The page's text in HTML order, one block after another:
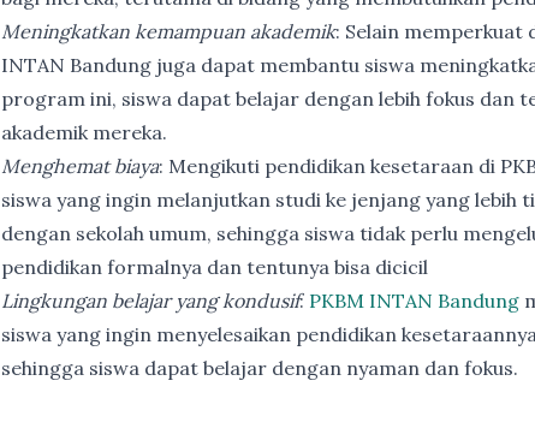
Meningkatkan kemampuan akademik: Selain memperkuat
INTAN Bandung juga dapat membantu siswa
program ini, siswa dapat belajar dengan lebih fokus dan
akademik mereka.
Menghemat biaya: Mengikuti pendidikan kesetaraan di
siswa yang ingin melanjutkan studi ke jenjang yang
dengan sekolah umum, sehingga siswa tidak perlu
pendidikan formalnya dan tentunya bisa dicicil
Lingkungan belajar yang kondusif: PKBM INTAN Bandung
siswa yang ingin menyelesaikan pendidikan
sehingga siswa dapat belajar dengan nyaman dan fokus.